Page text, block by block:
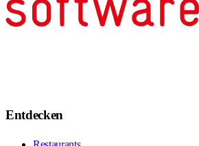
Entdecken